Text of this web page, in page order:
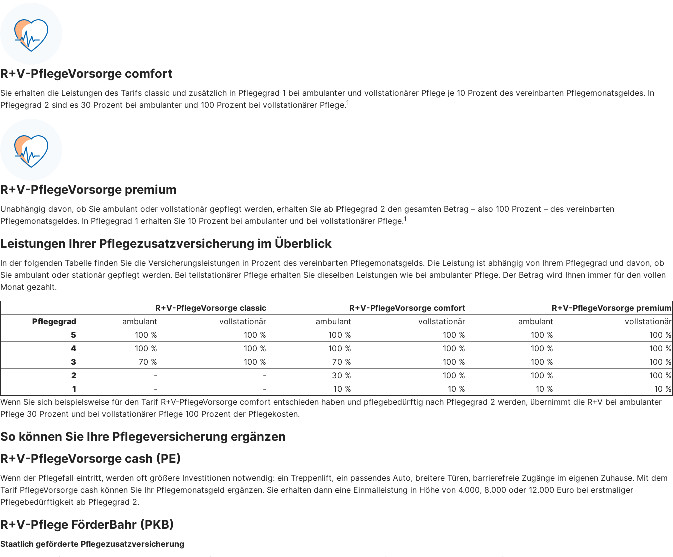
R+V-PflegeVorsorge comfort
Sie erhalten die Leistungen des Tarifs classic und zusätzlich in Pflegegrad 1 bei ambulanter und vollstationärer Pflege je 10 Prozent des vereinbarten Pflegemonatsgeldes. In
Pflegegrad 2 sind es 30 Prozent bei ambulanter und 100 Prozent bei vollstationärer Pflege.1
R+V-PflegeVorsorge premium
Unabhängig davon, ob Sie ambulant oder vollstationär gepflegt werden, erhalten Sie ab Pflegegrad 2 den gesamten Betrag – also 100 Prozent – des vereinbarten
Pflegemonatsgeldes. In Pflegegrad 1 erhalten Sie 10 Prozent bei ambulanter und bei vollstationärer Pflege.1
Leistungen Ihrer Pflegezusatzversicherung im Überblick
In der folgenden Tabelle finden Sie die Versicherungsleistungen in Prozent des vereinbarten Pflegemonatsgelds. Die Leistung ist abhängig von Ihrem Pflegegrad und davon, ob
Sie ambulant oder stationär gepflegt werden. Bei teilstationärer Pflege erhalten Sie dieselben Leistungen wie bei ambulanter Pflege. Der Betrag wird Ihnen immer für den vollen
Monat gezahlt.
R+V-PflegeVorsorge classic R+V-PflegeVorsorge comfort
R+V-PflegeVorsorge premium
Pflegegrad
ambulant vollstationär ambulant vollstationär ambulant
vollstationär
5
100 % 100 % 100 % 100 % 100 %
100 %
4
100 % 100 % 100 % 100 % 100 %
100 %
3
70 % 100 % 70 % 100 % 100 %
100 %
2
- - 30 % 100 % 100 %
100 %
1
- - 10 % 10 % 10 %
10 %
Wenn Sie sich beispielsweise für den Tarif R+V-PflegeVorsorge comfort entschieden haben und pflegebedürftig nach Pflegegrad 2 werden, übernimmt die R+V bei ambulanter
Pflege 30 Prozent und bei vollstationärer Pflege 100 Prozent der Pflegekosten.
So können Sie Ihre Pflegeversicherung ergänzen
R+V-PflegeVorsorge cash (PE)
Wenn der Pflegefall eintritt, werden oft größere Investitionen notwendig: ein Treppenlift, ein passendes Auto, breitere Türen, barrierefreie Zugänge im eigenen Zuhause. Mit dem
Tarif PflegeVorsorge cash können Sie Ihr Pflegemonatsgeld ergänzen. Sie erhalten dann eine Einmalleistung in Höhe von 4.000, 8.000 oder 12.000 Euro bei erstmaliger
Pflegebedürftigkeit ab Pflegegrad 2.
R+V-Pflege FörderBahr (PKB)
Staatlich geförderte Pflegezusatzversicherung